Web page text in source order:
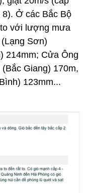
Ở các Bắc Bộ
với lượng mưa
Sơn)
214mm; Cửa Ông
Giang) 170m,
123mm...